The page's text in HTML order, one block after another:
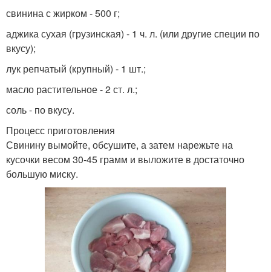
свинина с жирком - 500 г;
аджика сухая (грузинская) - 1 ч. л. (или другие специи по
вкусу);
лук репчатый (крупный) - 1 шт.;
масло растительное - 2 ст. л.;
соль - по вкусу.
Процесс приготовления
Свинину вымойте, обсушите, а затем нарежьте на
кусочки весом 30-45 грамм и выложите в достаточно
большую миску.